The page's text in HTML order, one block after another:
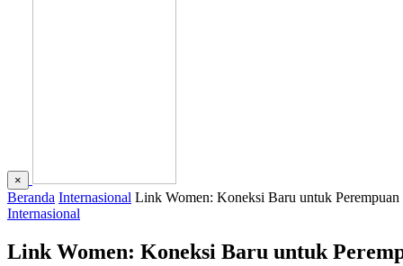
×
Beranda Internasional Link Women: Koneksi Baru untuk Perempuan
Internasional
Link Women: Koneksi Baru untuk